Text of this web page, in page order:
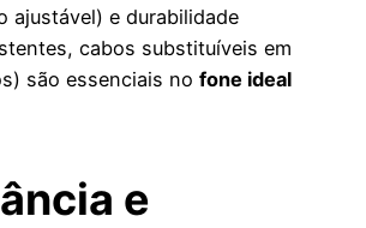
ajustável) e durabilidade
cabos substituíveis em
são essenciais no fone ideal
e